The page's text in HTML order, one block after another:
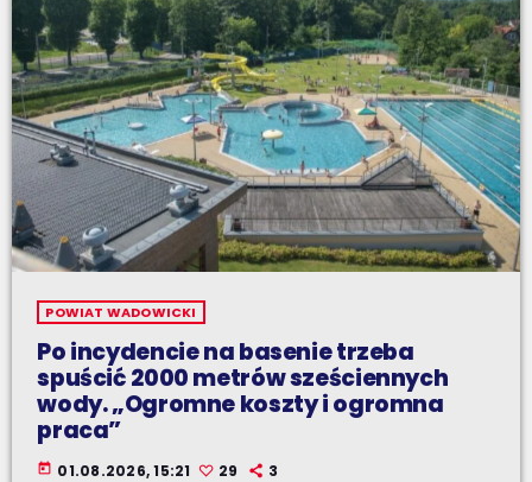
POWIAT WADOWICKI
Po incydencie na basenie trzeba
spuścić 2000 metrów sześciennych
wody. „Ogromne koszty i ogromna
praca”
today 01.08.2026, 15:21 29 3